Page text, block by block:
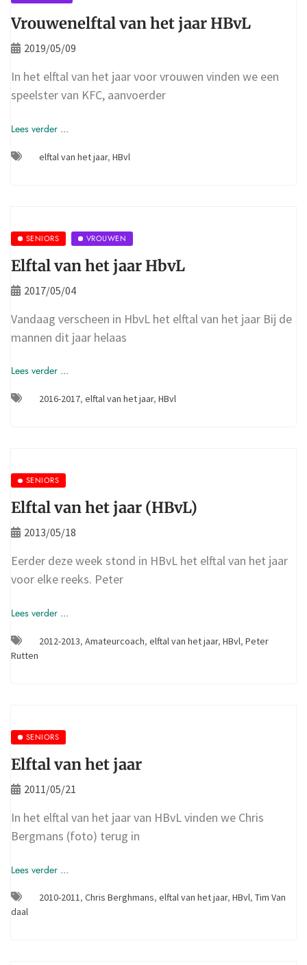
Vrouwenelftal van het jaar HBvL
2019/05/09
In het elftal van het jaar voor vrouwen vinden we een
speelster van KFC, aanvoerder
Lees verder ...
elftal van het jaar, HBvl
SENIORS VROUWEN
Elftal van het jaar HbvL
2017/05/04
Vandaag verscheen in HbvL het elftal van het jaar Bij de
mannen dit jaar helaas
Lees verder ...
2016-2017, elftal van het jaar, HBvl
SENIORS
Elftal van het jaar (HBvL)
2013/05/18
Eerder deze week stond in HBvL het elftal van het jaar
voor elke reeks. Peter
Lees verder ...
2012-2013, Amateurcoach, elftal van het jaar, HBvl, Peter
Rutten
SENIORS
Elftal van het jaar
2011/05/21
In het elftal van het jaar van HBvL vinden we Chris
Bergmans (foto) terug in
Lees verder ...
2010-2011, Chris Berghmans, elftal van het jaar, HBvl, Tim Van
daal